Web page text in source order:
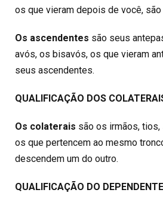
os que vieram depois de você,
Os ascendentes são seus
avós, os bisavós, os que vieram
seus ascendentes.
QUALIFICAÇÃO DOS
Os colaterais são os irmãos,
os que pertencem ao mesmo
descendem um do outro.
QUALIFICAÇÃO DO